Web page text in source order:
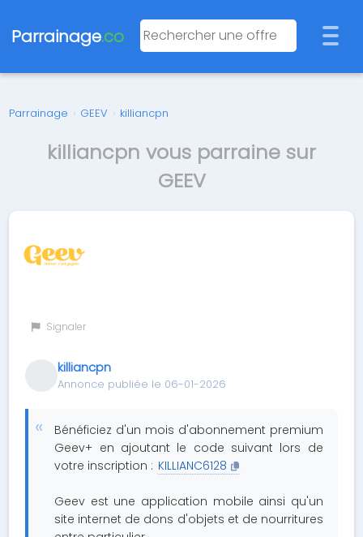
Parrainage.co
Parrainage › GEEV › killiancpn
killiancpn vous parraine sur
GEEV
Signaler
killiancpn
Annonce publiée le 06-01-2026
Bénéficiez d'un mois d'abonnement premium
Geev+ en ajoutant le code suivant lors de
votre inscription : KILLIANC6128
Geev est une application mobile ainsi qu'un
site internet de dons d'objets et de nourritures